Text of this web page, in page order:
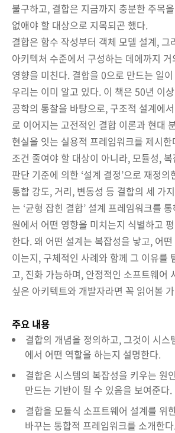
불구하고, 결합은 지금까지 충분한 주목
없애야 할 대상으로 지목되곤 했다.
결합은 함수 작성부터 객체 모델 설계, 그
아키텍처 수준에서 구성하는 데에까지
영향을 미친다. 결합을 0으로 만드는 일
우리는 이미 알고 있다. 이 책은 50년 이
공학의 통찰을 바탕으로, 구조적 설계에
로 이어지는 고전적인 결합 이론과 현대
현실을 잇는 실용적 프레임워크를 제시
조건 줄여야 할 대상이 아니라, 모듈성,
판단 기준에 의한 ‘설계 결정’으로 재정의
통합 강도, 거리, 변동성 등 결합의 세 가
는 ‘균형 잡힌 결합’ 설계 프레임워크를
원에서 어떤 영향을 미치는지 식별하고
한다. 왜 어떤 설계는 복잡성을 낳고, 어
이는지, 구체적인 사례와 함께 그 이유를
고, 진화 가능하며, 안정적인 소프트웨어
싶은 아키텍트와 개발자라면 꼭 읽어볼
주요 내용
결합의 개념을 정의하고, 그것이 시스
에서 어떤 역할을 하는지 설명한다.
결합은 시스템의 복잡성을 키우는 원
만드는 기반이 될 수 있음을 보여준다.
결합을 모듈식 소프트웨어 설계를 위
바꾸는 통합적 프레임워크를 소개한다.